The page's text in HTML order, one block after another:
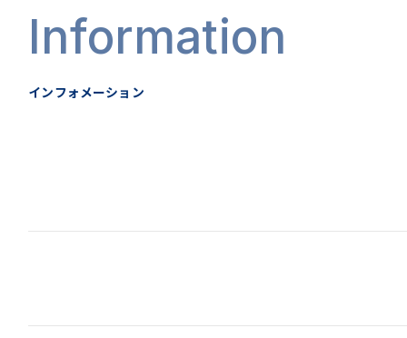
Information
インフォメーション